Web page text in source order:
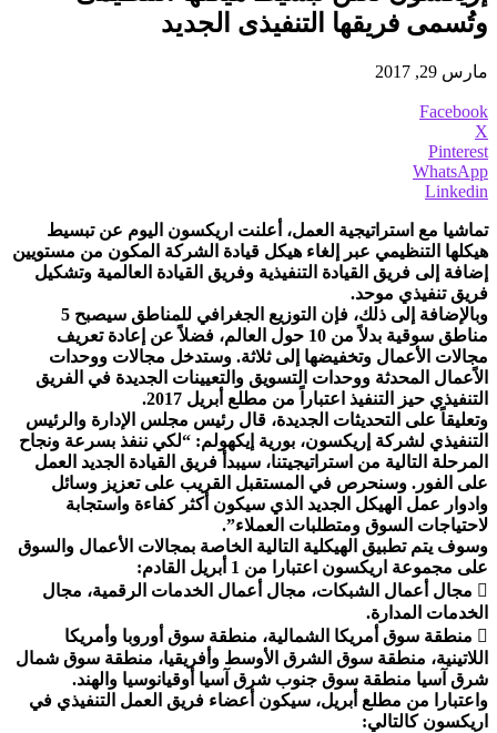
وتُسمى فريقها التنفيذى الجديد
مارس 29, 2017
Facebook
X
Pinterest
WhatsApp
Linkedin
تماشيا مع استراتيجية العمل، أعلنت اريكسون اليوم عن تبسيط
هيكلها التنظيمي عبر إلغاء هيكل قيادة الشركة المكون من مستويين
إضافة إلى فريق القيادة التنفيذية وفريق القيادة العالمية وتشكيل
فريق تنفيذي موحد.
وبالإضافة إلى ذلك، فإن التوزيع الجغرافي للمناطق سيصبح 5
مناطق سوقية بدلاً من 10 حول العالم، فضلاً عن إعادة تعريف
مجالات الأعمال وتخفيضها إلى ثلاثة. وستدخل مجالات ووحدات
الاًعمال المحدثة ووحدات التسويق والتعيينات الجديدة في الفريق
التنفيذي حيز التنفيذ اعتباراً من مطلع أبريل 2017.
وتعليقاً على التحديثات الجديدة، قال رئيس مجلس الإدارة والرئيس
التنفيذي لشركة إريكسون، بورية إيكهولم: “لكي ننفذ بسرعة ونجاح
المرحلة التالية من استراتيجيتنا، سيبدأ فريق القيادة الجديد العمل
على الفور. وسنحرص في المستقبل القريب على تعزيز وسائل
وادوار عمل الهيكل الجديد الذي سيكون أكثر كفاءة واستجابة
لاحتياجات السوق ومتطلبات العملاء”.
وسوف يتم تطبيق الهيكلية التالية الخاصة بمجالات الأعمال والسوق
على مجموعة اريكسون اعتبارا من 1 أبريل القادم:
 مجال أعمال الشبكات، مجال أعمال الخدمات الرقمية، مجال
الخدمات المدارة.
 منطقة سوق أمريكا الشمالية، منطقة سوق أوروبا وأمريكا
اللاتينية، منطقة سوق الشرق الأوسط وأفريقيا، منطقة سوق شمال
شرق آسيا منطقة سوق جنوب شرق آسيا أوقيانوسيا والهند.
واعتبارا من مطلع أبريل، سيكون أعضاء فريق العمل التنفيذي في
اريكسون كالتالي: